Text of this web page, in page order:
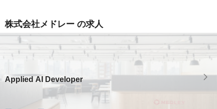
株式会社メドレー の求人
Applied AI Developer